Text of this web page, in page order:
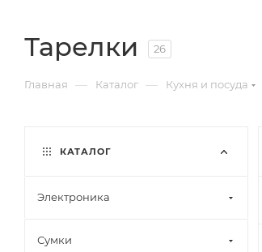
Тарелки 26
Главная — Каталог — Кухня и посуда
КАТАЛОГ
Электроника
Сумки